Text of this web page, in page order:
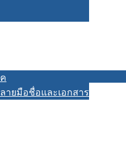
ายมือชื่อและเอกสาร